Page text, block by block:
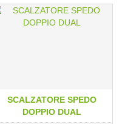
SCALZATORE SPEDO
DOPPIO DUAL